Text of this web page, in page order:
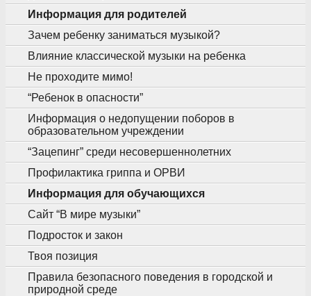
Информация для родителей
Зачем ребенку заниматься музыкой?
Влияние классической музыки на ребенка
Не проходите мимо!
“Ребенок в опасности”
Информация о недопущении поборов в
образовательном учреждении
“Зацепинг” среди несовершеннолетних
Профилактика гриппа и ОРВИ
Информация для обучающихся
Сайт “В мире музыки”
Подросток и закон
Твоя позиция
Правила безопасного поведения в городской и
природной среде